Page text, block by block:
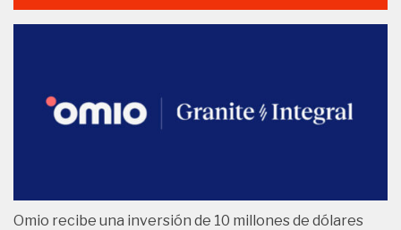
Omio recibe una inversión de 10 millones de dólares